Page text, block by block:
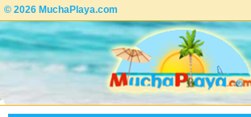
© 2026 MuchaPlaya.com